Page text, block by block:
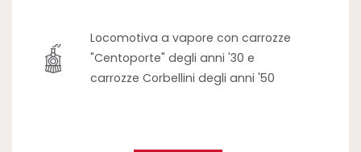
Locomotiva a vapore con carrozze
"Centoporte" degli anni '30 e
carrozze Corbellini degli anni '50